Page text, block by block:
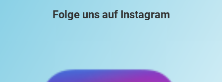
Folge uns auf Instagram